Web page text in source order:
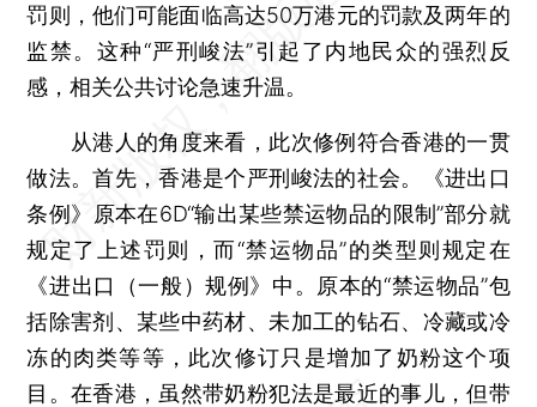
罚则，他们可能面临高达50万港元的罚款及两年的
监禁。这种“严刑峻法”引起了内地民众的强烈反
感，相关公共讨论急速升温。
从港人的角度来看，此次修例符合香港的一贯
做法。首先，香港是个严刑峻法的社会。《进出口
条例》原本在6D“输出某些禁运物品的限制”部分就
规定了上述罚则，而“禁运物品”的类型则规定在
《进出口（一般）规例》中。原本的“禁运物品”包
括除害剂、某些中药材、未加工的钻石、冷藏或冷
冻的肉类等等，此次修订只是增加了奶粉这个项
目。在香港，虽然带奶粉犯法是最近的事儿，但带